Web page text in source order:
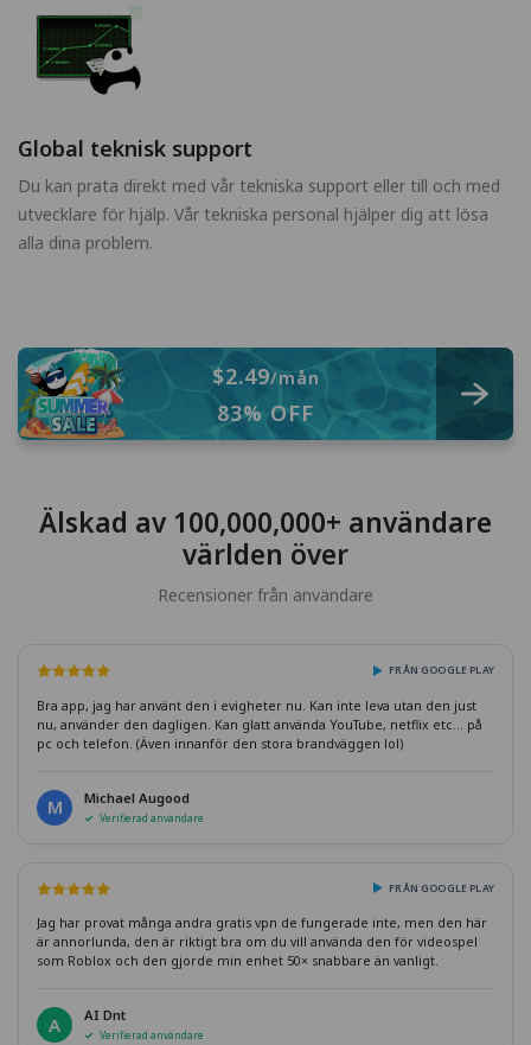
Global teknisk support
Du kan prata direkt med vår tekniska support eller till och med
utvecklare för hjälp. Vår tekniska personal hjälper dig att lösa
alla dina problem.
$2.49/mån
83% OFF
Älskad av 100,000,000+ användare
världen över
Recensioner från användare
FRÅN GOOGLE PLAY
Bra app, jag har använt den i evigheter nu. Kan inte leva utan den just
nu, använder den dagligen. Kan glatt använda YouTube, netflix etc... på
pc och telefon. (Även innanför den stora brandväggen lol)
M Michael Augood
Verifierad användare
FRÅN GOOGLE PLAY
Jag har provat många andra gratis vpn de fungerade inte, men den här
är annorlunda, den är riktigt bra om du vill använda den för videospel
som Roblox och den gjorde min enhet 50× snabbare än vanligt.
A AI Dnt
Verifierad användare